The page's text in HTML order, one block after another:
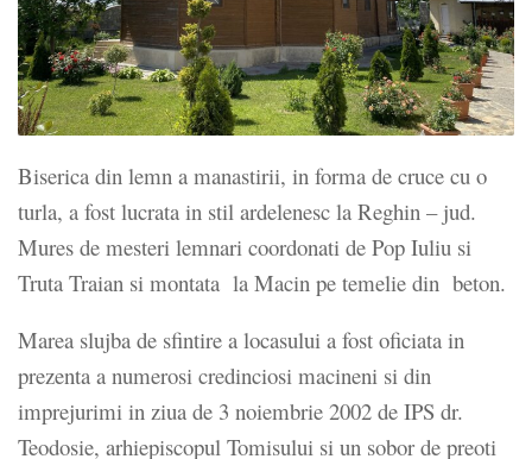
Biserica din lemn a manastirii, in forma de cruce cu o
turla, a fost lucrata in stil ardelenesc la Reghin – jud.
Mures de mesteri lemnari coordonati de Pop Iuliu si
Truta Traian si montata la Macin pe temelie din beton.
Marea slujba de sfintire a locasului a fost oficiata in
prezenta a numerosi credinciosi macineni si din
imprejurimi in ziua de 3 noiembrie 2002 de IPS dr.
Teodosie, arhiepiscopul Tomisului si un sobor de preoti